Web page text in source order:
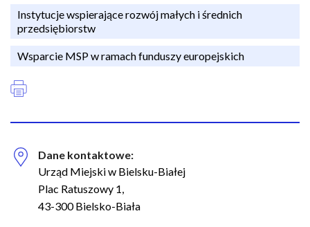
g
y
j
Instytucje wspierające rozwój małych i średnich
przedsiębiorstw
Wsparcie MSP w ramach funduszy europejskich
Dane kontaktowe:
Urząd Miejski w Bielsku-Białej
Plac Ratuszowy 1,
43-300 Bielsko-Biała